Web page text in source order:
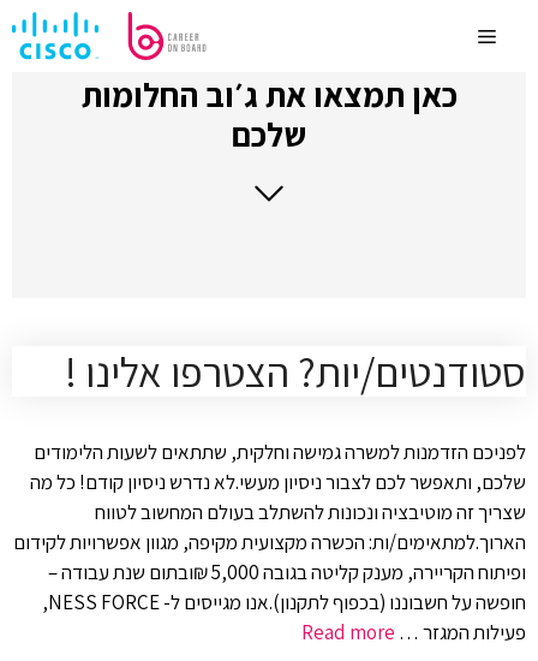
לתוכןMenu
כאן תמצאו את ג׳וב החלומות
שלכם
סטודנטים/יות? הצטרפו אלינו !
לפניכם הזדמנות למשרה גמישה וחלקית, שתתאים לשעות הלימודים
שלכם, ותאפשר לכם לצבור ניסיון מעשי.לא נדרש ניסיון קודם! כל מה
שצריך זה מוטיבציה ונכונות להשתלב בעולם המחשוב לטווח
הארוך.למתאימים/ות: הכשרה מקצועית מקיפה, מגוון אפשרויות לקידום
ופיתוח הקריירה, מענק קליטה בגובה 5,000 ₪ובתום שנת עבודה –
חופשה על חשבוננו (בכפוף לתקנון).אנו מגייסים ל- NESS FORCE,
פעילות המגזר … Read more